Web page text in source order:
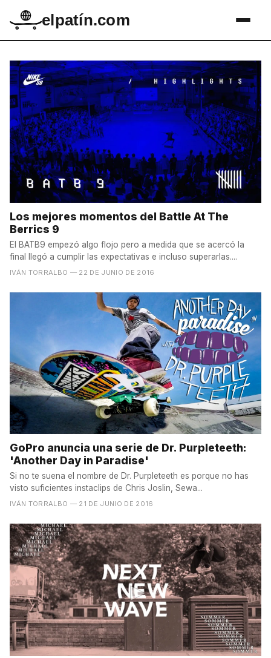
elpatín.com
Los mejores momentos del Battle At The
Berrics 9
El BATB9 empezó algo flojo pero a medida que se acercó la
final llegó a cumplir las expectativas e incluso superarlas....
IVÁN TORRALBO — 22 DE JUNIO DE 2016
GoPro anuncia una serie de Dr. Purpleteeth:
'Another Day in Paradise'
Si no te suena el nombre de Dr. Purpleteeth es porque no has
visto suficientes instaclips de Chris Joslin, Sewa...
IVÁN TORRALBO — 21 DE JUNIO DE 2016